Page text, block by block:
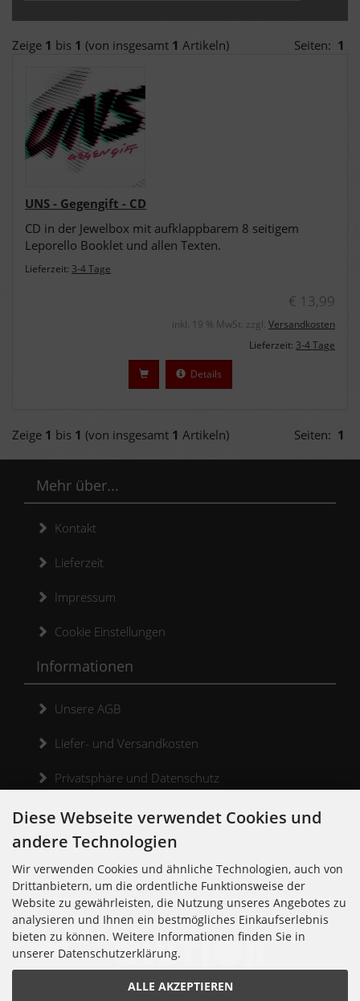
Zeige 1 bis 1 (von insgesamt 1 Artikeln) Seiten: 1
UNS - Gegengift - CD
CD in der Jewelbox mit aufklappbarem 8 seitigem
Leporello Booklet und allen Texten.
Lieferzeit: 3-4 Tage
€ 13,99
inkl. 19 % MwSt. zzgl. Versandkosten
Lieferzeit: 3-4 Tage
Details
Zeige 1 bis 1 (von insgesamt 1 Artikeln) Seiten: 1
Mehr über...
Kontakt
Lieferzeit
Impressum
Cookie Einstellungen
Informationen
Unsere AGB
Liefer- und Versandkosten
Privatsphäre und Datenschutz
Widerrufsrecht
Widerrufsformular
Kontakt
Diese Webseite verwendet Cookies und
andere Technologien
Wir verwenden Cookies und ähnliche Technologien, auch von
Drittanbietern, um die ordentliche Funktionsweise der
Website zu gewährleisten, die Nutzung unseres Angebotes zu
analysieren und Ihnen ein bestmögliches Einkaufserlebnis
bieten zu können. Weitere Informationen finden Sie in
unserer Datenschutzerklärung.
ALLE AKZEPTIEREN